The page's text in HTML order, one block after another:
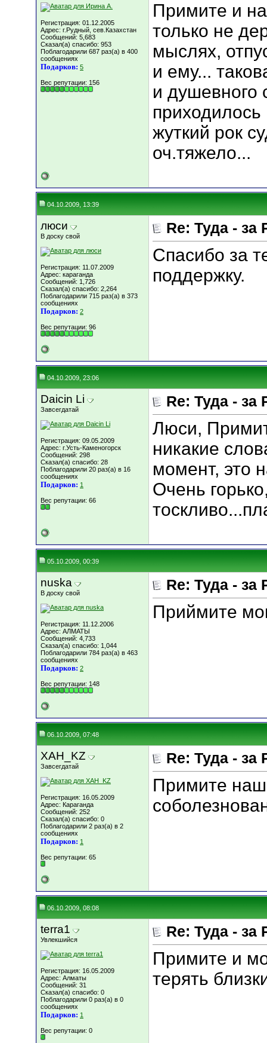
Регистрация: 01.12.2005
Адрес: г.Рудный, сев.Казахстан
Сообщений: 5,683
Сказал(а) спасибо: 953
Поблагодарили 687 раз(а) в 400
сообщениях
Подарков: 5
Вес репутации: 156
Примите и
только не
мыслях,
и ему...
и душевного
приходилось
жуткий рок
оч.тяжело...
04.10.2009, 13:39
люси
В доску свой
Регистрация: 11.07.2009
Адрес: караганда
Сообщений: 1,726
Сказал(а) спасибо: 2,264
Поблагодарили 715 раз(а) в 373
сообщениях
Подарков: 2
Вес репутации: 96
Re: Туда - за
Спасибо за
поддержку.
04.10.2009, 23:06
Daicin Li
Завсегдатай
Регистрация: 09.05.2009
Адрес: г.Усть-Каменогорск
Сообщений: 298
Сказал(а) спасибо: 28
Поблагодарили 20 раз(а) в 16
сообщениях
Подарков: 1
Вес репутации: 66
Re: Туда - за
Люси,
никакие
момент, это
Очень
05.10.2009, 00:39
nuska
В доску свой
Регистрация: 11.12.2006
Адрес: АЛМАТЫ
Сообщений: 4,733
Сказал(а) спасибо: 1,044
Поблагодарили 784 раз(а) в 463
сообщениях
Подарков: 2
Вес репутации: 148
Re: Туда - за
Приймите
06.10.2009, 07:48
XAH_KZ
Завсегдатай
Регистрация: 16.05.2009
Адрес: Караганда
Сообщений: 252
Сказал(а) спасибо: 0
Поблагодарили 2 раз(а) в 2
сообщениях
Подарков: 1
Вес репутации: 65
Re: Туда - за
Примите
06.10.2009, 08:08
terra1
Увлекшийся
Регистрация: 16.05.2009
Адрес: Алматы
Сообщений: 31
Сказал(а) спасибо: 0
Поблагодарили 0 раз(а) в 0
сообщениях
Подарков: 1
Вес репутации: 0
Re: Туда - за
Примите и
терять